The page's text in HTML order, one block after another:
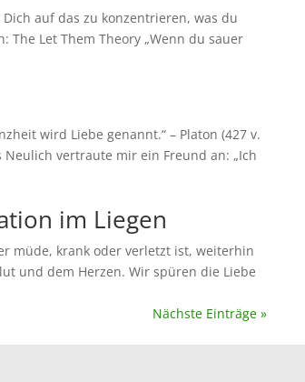
auf das zu konzentrieren, was du
Let Them Theory „Wenn du sauer
wird Liebe genannt.“ – Platon (427 v.
vertraute mir ein Freund an: „Ich
im Liegen
müde, krank oder verletzt ist, weiterhin
und dem Herzen. Wir spüren die Liebe
Nächste Einträge »